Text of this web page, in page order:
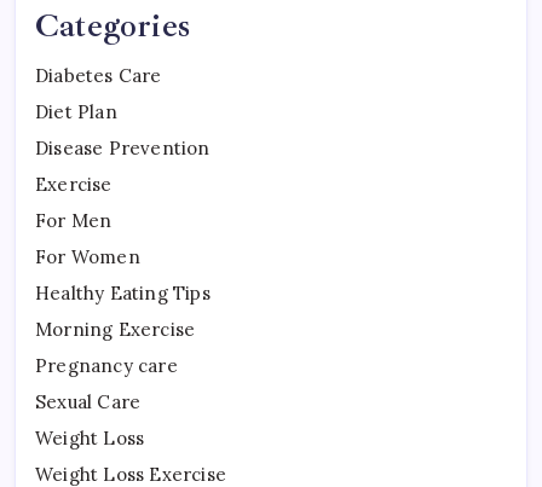
Categories
Diabetes Care
Diet Plan
Disease Prevention
Exercise
For Men
For Women
Healthy Eating Tips
Morning Exercise
Pregnancy care
Sexual Care
Weight Loss
Weight Loss Exercise